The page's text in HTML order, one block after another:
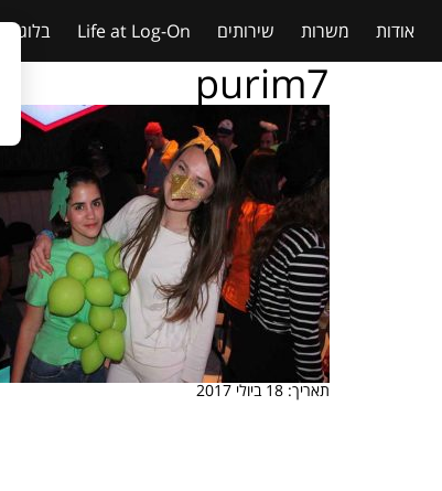
אודות משרות שירותים Life at Log-On בלוג
purim7
תאריך: 18 ביולי 2017